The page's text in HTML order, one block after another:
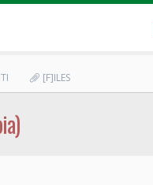
[F]ILES